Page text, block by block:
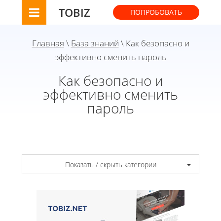
TOBIZ ПОПРОБОВАТЬ
Главная \ База знаний \ Как безопасно и
эффективно сменить пароль
Как безопасно и
эффективно сменить
пароль
Показать / скрыть категории